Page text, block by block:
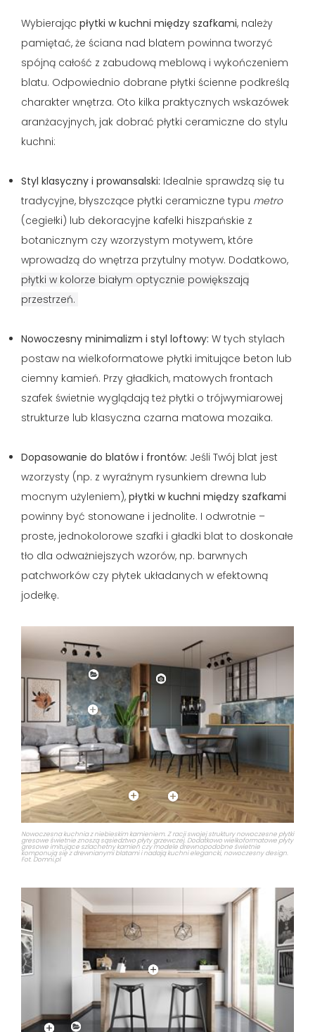
Wybierając płytki w kuchni między szafkami, należy
pamiętać, że ściana nad blatem powinna tworzyć
spójną całość z zabudową meblową i wykończeniem
blatu. Odpowiednio dobrane płytki ścienne podkreślą
charakter wnętrza. Oto kilka praktycznych wskazówek
aranżacyjnych, jak dobrać płytki ceramiczne do stylu
kuchni:
Styl klasyczny i prowansalski: Idealnie sprawdzą się tu
tradycyjne, błyszczące płytki ceramiczne typu metro
(cegiełki) lub dekoracyjne kafelki hiszpańskie z
botanicznym czy wzorzystym motywem, które
wprowadzą do wnętrza przytulny motyw. Dodatkowo,
płytki w kolorze białym optycznie powiększają
przestrzeń.
Nowoczesny minimalizm i styl loftowy: W tych stylach
postaw na wielkoformatowe płytki imitujące beton lub
ciemny kamień. Przy gładkich, matowych frontach
szafek świetnie wyglądają też płytki o trójwymiarowej
strukturze lub klasyczna czarna matowa mozaika.
Dopasowanie do blatów i frontów: Jeśli Twój blat jest
wzorzysty (np. z wyraźnym rysunkiem drewna lub
mocnym użyleniem), płytki w kuchni między szafkami
powinny być stonowane i jednolite. I odwrotnie –
proste, jednokolorowe szafki i gładki blat to doskonałe
tło dla odważniejszych wzorów, np. barwnych
patchworków czy płytek układanych w efektowną
jodełkę.
Nowoczesna kuchnia z niebieskim kamieniem. Z racji swojej struktury nowoczesne płytki
gresowe świetnie znoszą sąsiedztwo płyty grzewczej. Dodatkowo wielkoformatowe płyty
gresowe imitujące szlachetny kamień czy modele drewnopodobne świetnie
komponują się z drewnianymi blatami i nadają kuchni elegancki, nowoczesny design.
Fot. Domni.pl